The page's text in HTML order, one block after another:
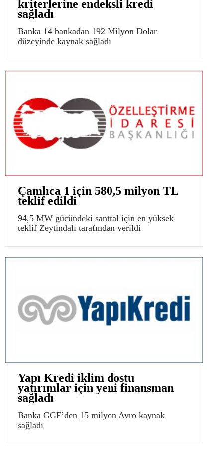
kriterlerine endeksli kredi
sağladı
Banka 14 bankadan 192 Milyon Dolar
düzeyinde kaynak sağladı
Çamlıca 1 için 580,5 milyon TL
teklif edildi
94,5 MW gücündeki santral için en yüksek
teklif Zeytindalı tarafından verildi
Yapı Kredi iklim dostu
yatırımlar için yeni finansman
sağladı
Banka GGF’den 15 milyon Avro kaynak
sağladı